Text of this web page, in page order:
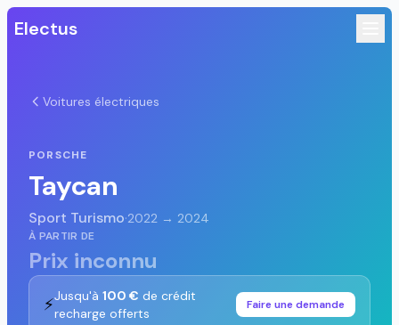
Electus
Voitures électriques
PORSCHE
Taycan
Sport Turismo·2022 → 2024
À PARTIR DE
Prix inconnu
⚡Jusqu'à 100 € de crédit
recharge offerts
Faire une demande